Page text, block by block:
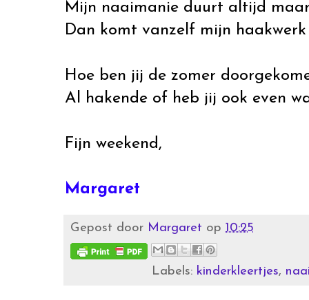
Mijn naaimanie duurt altijd maar
Dan komt vanzelf mijn haakwerk
Hoe ben jij de zomer
Al hakende of heb jij ook even
Fijn weekend,
Margaret
Gepost door Margaret op 10:25
Labels: kinderkleertjes,